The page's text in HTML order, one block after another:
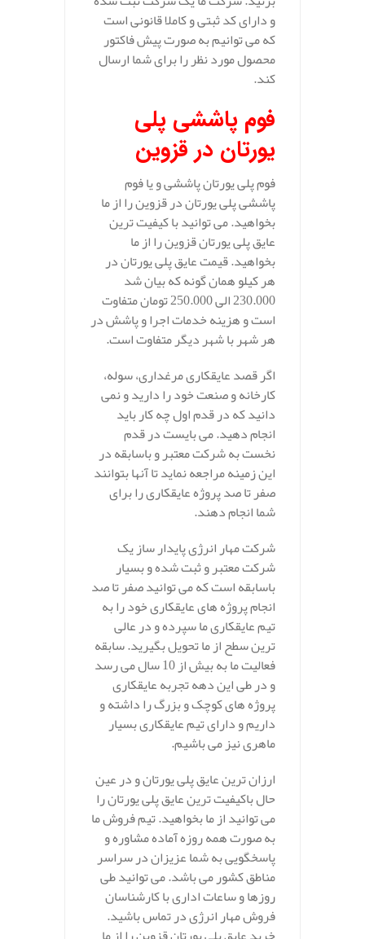
و دارای کد ثبتی و کاملا قانونی است
که می توانیم به صورت پیش فاکتور
محصول مورد نظر را برای شما ارسال
کند.
فوم پاششی پلی
یورتان در قزوین
فوم پلی یورتان پاششی و یا فوم
پاششی پلی یورتان در قزوین را از ما
بخواهید. می توانید با کیفیت ترین
عایق پلی یورتان قزوین را از ما
بخواهید. قیمت عایق پلی یورتان در
هر کیلو همان گونه که بیان شد
230.000 الی 250.000 تومان متفاوت
است و هزینه خدمات اجرا و پاشش در
هر شهر با شهر دیگر متفاوت است.
اگر قصد عایقکاری مرغداری، سوله،
کارخانه و صنعت خود را دارید و نمی
دانید که در قدم اول چه کار باید
انجام دهید. می بایست در قدم
نخست به شرکت معتبر و باسابقه در
این زمینه مراجعه نماید تا آنها بتوانند
صفر تا صد پروژه عایقکاری را برای
شما انجام دهند.
شرکت مهار انرژی پایدار ساز یک
شرکت معتبر و ثبت شده و بسیار
باسابقه است که می توانید صفر تا صد
انجام پروژه های عایقکاری خود را به
تیم عایقکاری ما سپرده و در عالی
ترین سطح از ما تحویل بگیرید. سابقه
فعالیت ما به بیش از 10 سال می رسد
و در طی این دهه تجربه عایقکاری
پروژه های کوچک و بزرگ را داشته و
داریم و دارای تیم عایقکاری بسیار
ماهری نیز می باشیم.
ارزان ترین عایق پلی یورتان و در عین
حال باکیفیت ترین عایق پلی یورتان را
می توانید از ما بخواهید. تیم فروش ما
به صورت همه روزه آماده مشاوره و
پاسخگویی به شما عزیزان در سراسر
مناطق کشور می باشد. می توانید طی
روزها و ساعات اداری با کارشناسان
فروش مهار انرژی در تماس باشید.